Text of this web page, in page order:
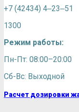
+7 (42434) 4‒23‒51
1300
Режим работы:
Пн-Пт: 08:00–20:00
Сб-Вс: Выходной
Расчет дозировки